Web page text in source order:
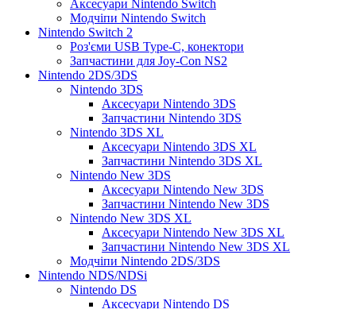
Аксесуари Nintendo Switch
Модчіпи Nintendo Switch
Nintendo Switch 2
Роз'єми USB Type-C, конектори
Запчастини для Joy-Con NS2
Nintendo 2DS/3DS
Nintendo 3DS
Аксесуари Nintendo 3DS
Запчастини Nintendo 3DS
Nintendo 3DS XL
Аксесуари Nintendo 3DS XL
Запчастини Nintendo 3DS XL
Nintendo New 3DS
Аксесуари Nintendo New 3DS
Запчастини Nintendo New 3DS
Nintendo New 3DS XL
Аксесуари Nintendo New 3DS XL
Запчастини Nintendo New 3DS XL
Модчіпи Nintendo 2DS/3DS
Nintendo NDS/NDSi
Nintendo DS
Аксесуари Nintendo DS